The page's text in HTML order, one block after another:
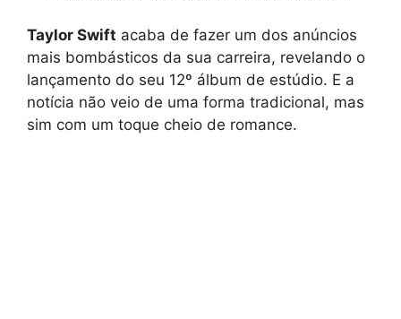
Taylor Swift acaba de fazer um dos anúncios
mais bombásticos da sua carreira, revelando o
lançamento do seu 12º álbum de estúdio. E a
notícia não veio de uma forma tradicional, mas
sim com um toque cheio de romance.